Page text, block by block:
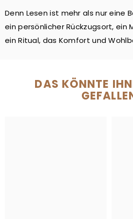
Denn Lesen ist mehr als nur eine
ein persönlicher Rückzugsort, ein
ein Ritual, das Komfort und
DAS KÖNNTE